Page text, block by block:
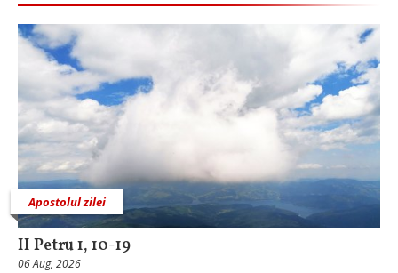
Apostolul zilei
II Petru 1, 10-19
06 Aug, 2026